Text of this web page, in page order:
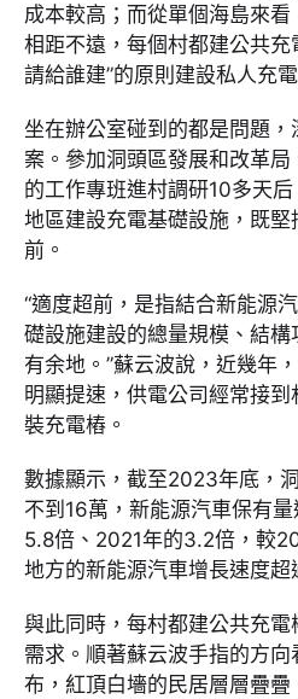
成本較高；而從單個海島來
相距不遠，每個村都建公共充
請給誰建”的原則建設私人充
坐在辦公室碰到的都是問題
案。參加洞頭區發展和改革
的工作專班進村調研10多天
地區建設充電基礎設施，既
前。
“適度超前，是指結合新能源
礎設施建設的總量規模、結
有余地。”蘇云波說，近幾年
明顯提速，供電公司經常接
裝充電樁。
數據顯示，截至2023年底，
不到16萬，新能源汽車保有
5.8倍、2021年的3.2倍，較
地方的新能源汽車增長速度超
與此同時，每村都建公共充
需求。順著蘇云波手指的方
布，紅頂白墻的民居層層疊疊